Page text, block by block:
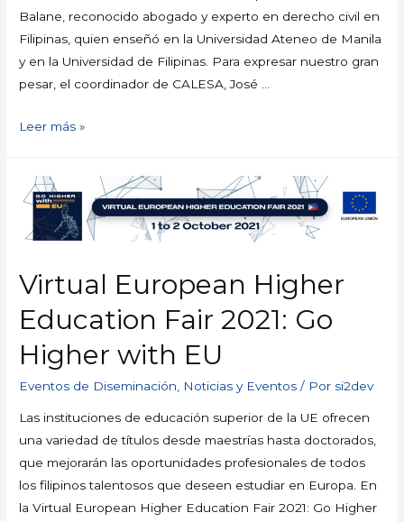
Balane, reconocido abogado y experto en derecho civil en
Filipinas, quien enseñó en la Universidad Ateneo de Manila
y en la Universidad de Filipinas. Para expresar nuestro gran
pesar, el coordinador de CALESA, José …
Leer más »
Virtual European Higher
Education Fair 2021: Go
Higher with EU
Eventos de Diseminación Noticias y Eventos / Por si2dev
Las instituciones de educación superior de la UE ofrecen
una variedad de títulos desde maestrías hasta doctorados,
que mejorarán las oportunidades profesionales de todos
los filipinos talentosos que deseen estudiar en Europa. En
la Virtual European Higher Education Fair 2021: Go Higher